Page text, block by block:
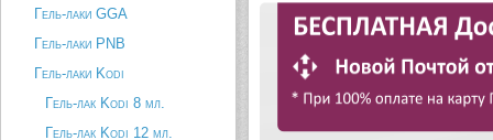
Гель-лаки GGA
Гель-лаки PNB
Гель-лаки Kodi
Гель-лак Kodi 8 мл.
Гель-лак Kodi 12 мл.